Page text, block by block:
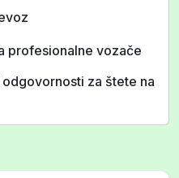
profesionalne vozače
za štete na